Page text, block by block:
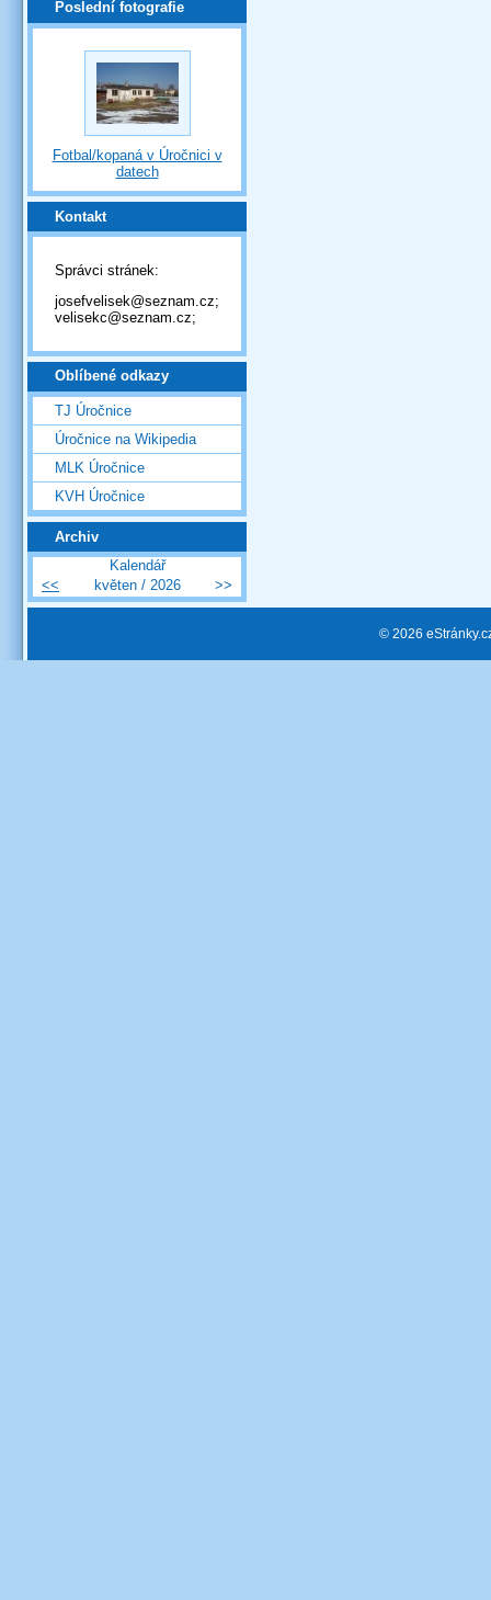
Poslední fotografie
Fotbal/kopaná v Úročnici v
datech
Kontakt
Správci stránek:
josefvelisek@seznam.cz;
velisekc@seznam.cz;
Oblíbené odkazy
TJ Úročnice
Úročnice na Wikipedia
MLK Úročnice
KVH Úročnice
Archiv
Kalendář
<<
květen / 2026 >>
© 2026